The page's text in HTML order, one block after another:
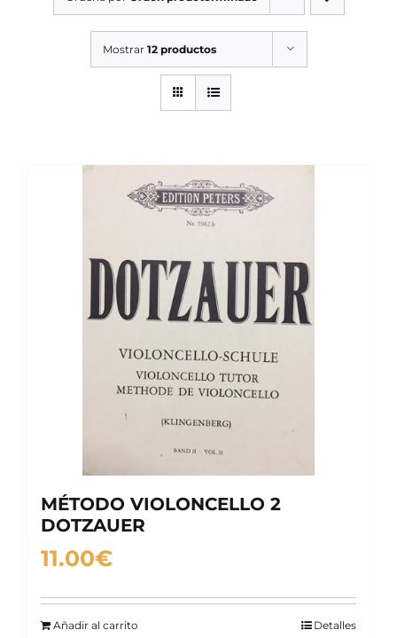
SERVICIOS TALLER
SERVICIOS TALLER
Mostrar 12 productos
MÉTODO VIOLONCELLO 2
DOTZAUER
11.00€
Añadir al carrito Detalles